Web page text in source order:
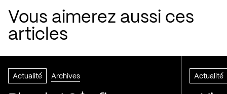
Vous aimerez aussi ces
articles
Actualité Archives Actualité